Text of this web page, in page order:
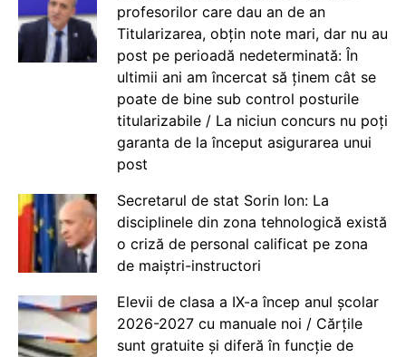
profesorilor care dau an de an
Titularizarea, obțin note mari, dar nu au
post pe perioadă nedeterminată: În
ultimii ani am încercat să ținem cât se
poate de bine sub control posturile
titularizabile / La niciun concurs nu poți
garanta de la început asigurarea unui
post
Secretarul de stat Sorin Ion: La
disciplinele din zona tehnologică există
o criză de personal calificat pe zona
de maiștri-instructori
Elevii de clasa a IX-a încep anul școlar
2026-2027 cu manuale noi / Cărțile
sunt gratuite și diferă în funcție de